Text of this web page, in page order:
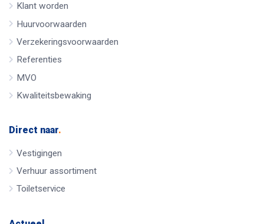
Klant worden
Huurvoorwaarden
Verzekeringsvoorwaarden
Referenties
MVO
Kwaliteitsbewaking
Direct naar.
Vestigingen
Verhuur assortiment
Toiletservice